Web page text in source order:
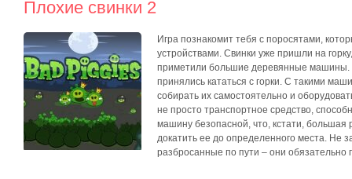
Плохие свинки 2
Игра познакомит тебя с поросятами,
устройствами. Свинки уже пришли на
приметили большие деревянные машины.
принялись кататься с горки. С такими
собирать их самостоятельно и
не просто транспортное средство,
машину безопасной, что, кстати, большая
докатить ее до определенного места. Не
разбросанные по пути – они обязательно